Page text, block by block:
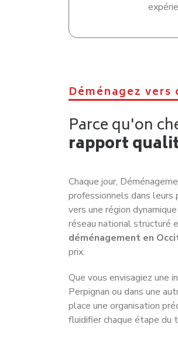
Déménagez
Parce qu'on
rapport
Chaque jour,
professionnels dans
vers une région
réseau national structuré
déménagement en
prix.
Que vous envisagiez une
Perpignan ou dans une
place une organisation
fluidifier chaque étape du